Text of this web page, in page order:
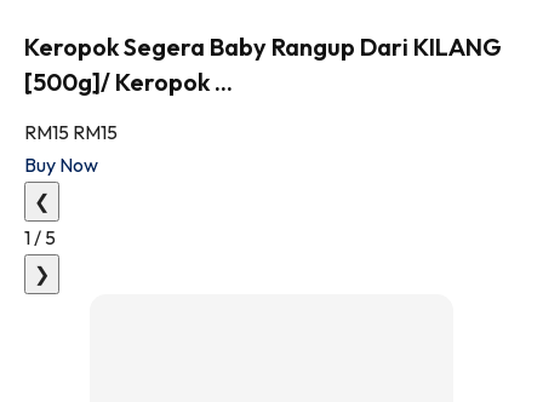
Keropok Segera Baby Rangup Dari KILANG
[500g]/ Keropok ...
RM15 RM15
Buy Now
❮
1 / 5
❯